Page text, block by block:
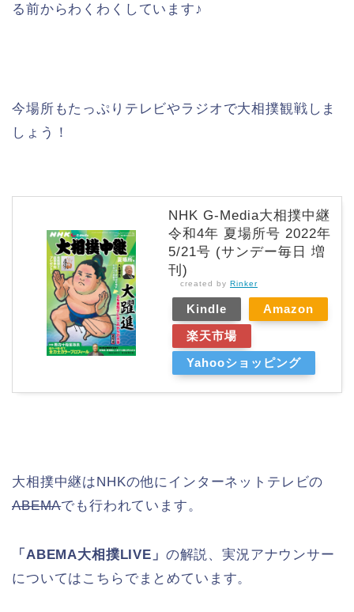
る前からわくわくしています♪
今場所もたっぷりテレビやラジオで大相撲観戦しま
しょう！
NHK G-Media大相撲中継
令和4年 夏場所号 2022年
5/21号 (サンデー毎日 増
刊)
created by Rinker
Kindle
Amazon
楽天市場
Yahooショッピング
大相撲中継はNHKの他にインターネットテレビの
ABEMAでも行われています。
「ABEMA大相撲LIVE」 の解説、実況アナウンサー
についてはこちらでまとめています。